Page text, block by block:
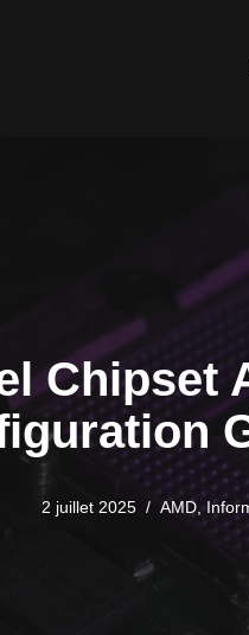
Chipset
2 juillet 2025 AMD,